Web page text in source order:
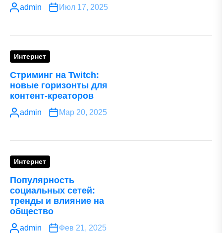
admin Июл 17, 2025
Интернет
Стриминг на Twitch:
новые горизонты для
контент-креаторов
admin Мар 20, 2025
Интернет
Популярность
социальных сетей:
тренды и влияние на
общество
admin Фев 21, 2025